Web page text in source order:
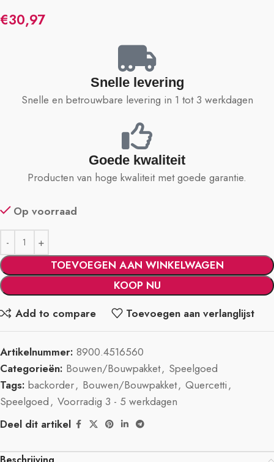
€30,97
Snelle levering
Snelle en betrouwbare levering in 1 tot 3 werkdagen
Goede kwaliteit
Producten van hoge kwaliteit met goede garantie.
Op voorraad
TOEVOEGEN AAN WINKELWAGEN
KOOP NU
Add to compare
Toevoegen aan verlanglijst
Artikelnummer: 8900.4516560
Categorieën: Bouwen/Bouwpakket, Speelgoed
Tags: backorder, Bouwen/Bouwpakket, Quercetti,
Speelgoed, Voorradig 3 - 5 werkdagen
Deel dit artikel